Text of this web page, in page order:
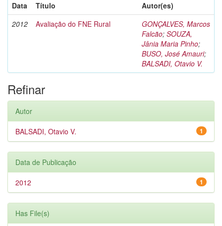
Data
Título
Autor(es)
2012
Avaliação do FNE Rural
GONÇALVES, Marcos
Falcão; SOUZA,
Jânia Maria Pinho;
BUSO, José Amauri;
BALSADI, Otavio V.
Refinar
Autor
1
BALSADI, Otavio V.
Data de Publicação
1
2012
Has File(s)